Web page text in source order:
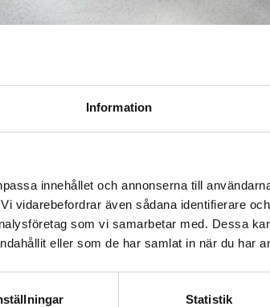
Information
innehållet och annonserna till
vidarebefordrar även sådana identifierare
som vi samarbetar med. Dessa
eller som de har samlat in när du har
Statistik